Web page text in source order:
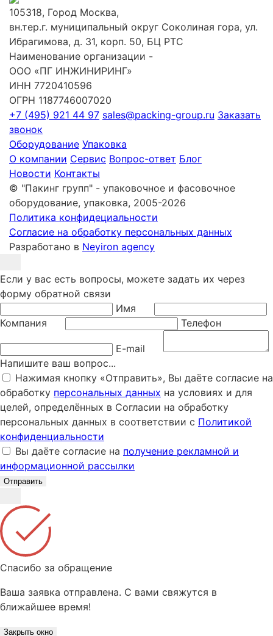
105318, Город Москва,
вн.тер.г. муниципальный округ Соколиная гора, ул.
Ибрагимова, д. 31, корп. 50, БЦ РТС
Наименование организации -
ООО «ПГ ИНЖИНИРИНГ»
ИНН 7720410596
ОГРН 1187746007020
+7 (495) 921 44 97 sales@packing-group.ru Заказать
звонок
Оборудование Упаковка
О компании Сервис Вопрос-ответ Блог
Новости Контакты
© "Пакинг групп" - упаковочное и фасовочное
оборудование, упаковка, 2005-2026
Политика конфидециальности
Согласие на обработку персональных данных
Разработано в Neyiron agency
Если у вас есть вопросы, можете задать их через
форму обратной связи
Имя
Компания
Телефон
E-mail
Напишите ваш вопрос...
Нажимая кнопку «Отправить», Вы даёте согласие на
обработку персональных данных на условиях и для
целей, определённых в Согласии на обработку
персональных данных в соответствии с Политикой
конфиденциальности
Вы даёте согласие на получение рекламной и
информационной рассылки
Отправить
Спасибо за обращение
Ваша заявка отправлена. С вами свяжутся в
ближайшее время!
Закрыть окно